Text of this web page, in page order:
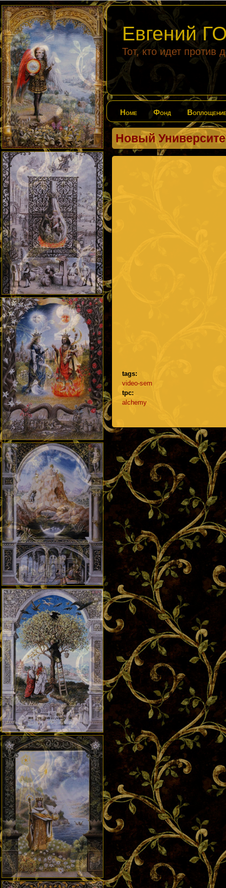
Евгений
Тот, кто идет против
Home Фонд
Новый
tags:
video-sem
tpc:
alchemy